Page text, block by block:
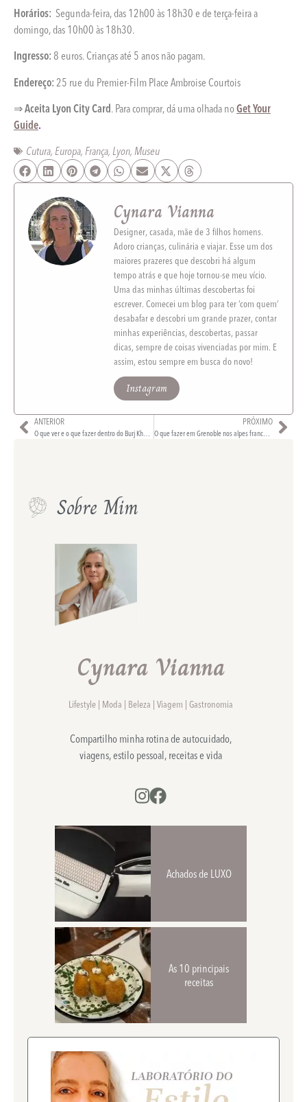
Horários: Segunda-feira, das 12h00 às 18h30 e de terça-feira a
domingo, das 10h00 às 18h30.
Ingresso: 8 euros. Crianças até 5 anos não pagam.
Endereço: 25 rue du Premier-Film Place Ambroise Courtois
⇒Aceita Lyon City Card. Para comprar, dá uma olhada noGet Your
Guide.
Cutura, Europa, França, Lyon, Museu
Cynara Vianna
Designer, casada, mãe de 3 filhos homens.
Adoro crianças, culinária e viajar. Esse um dos
maiores prazeres que descobri há algum
tempo atrás e que hoje tornou-se meu vício.
Uma das minhas últimas descobertas foi
escrever. Comecei um blog para ter ‘com quem’
desabafar e descobri um grande prazer, contar
minhas experiências, descobertas, passar
dicas, sempre de coisas vivenciadas por mim. E
assim, estou sempre em busca do novo!
Instagram
ANTERIOR
O que ver e o que fazer dentro do Burj Khalifa
PRÓXIMO
O que fazer em Grenoble nos alpes franceses
Sobre Mim
Cynara Vianna
Lifestyle | Moda | Beleza | Viagem | Gastronomia
Compartilho minha rotina de autocuidado,
viagens, estilo pessoal, receitas e vida
Achados de LUXO
As 10 principais
receitas